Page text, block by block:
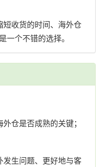
收货的时间、海外仓
个不错的选择。
仓是否成熟的关键；
生问题、更好地与客